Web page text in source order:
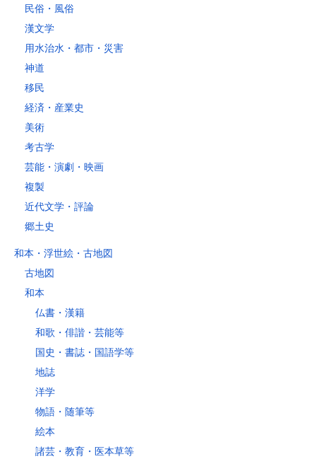
民俗・風俗
漢文学
用水治水・都市・災害
神道
移民
経済・産業史
美術
考古学
芸能・演劇・映画
複製
近代文学・評論
郷土史
和本・浮世絵・古地図
古地図
和本
仏書・漢籍
和歌・俳諧・芸能等
国史・書誌・国語学等
地誌
洋学
物語・随筆等
絵本
諸芸・教育・医本草等